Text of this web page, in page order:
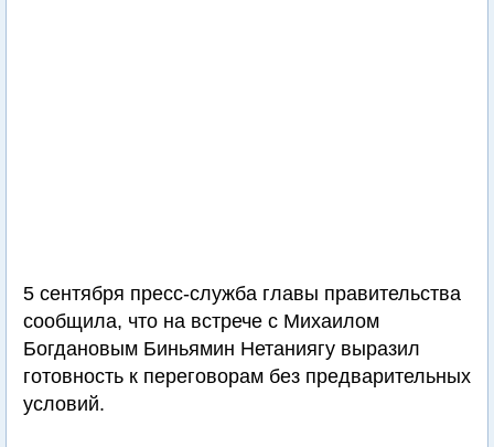
5 сентября пресс-служба главы правительства
сообщила, что на встрече с Михаилом
Богдановым Биньямин Нетаниягу выразил
готовность к переговорам без предварительных
условий.